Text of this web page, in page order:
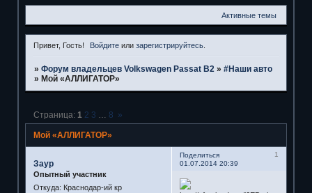
Активные темы
Привет, Гость! Войдите илизарегистрируйтесь
» Форум владельцев Volkswagen Passat B2 » #Наши авто
» Мой «АЛЛИГАТОР»
Мой «АЛЛИГАТОР»
Страница: 1 2 3 8 »
Поделиться
1
01.07.2014 20:39
Заур
Опытный участник
Откуда: Краснодар-ий кр